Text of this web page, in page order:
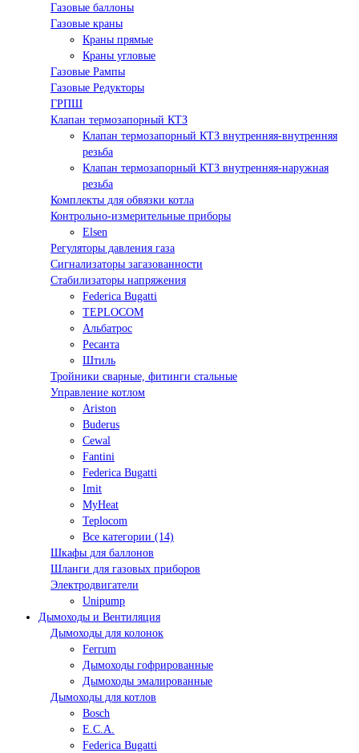
Газовые баллоны
Газовые краны
Краны прямые
Краны угловые
Газовые Рампы
Газовые Редукторы
ГРПШ
Клапан термозапорный КТЗ
Клапан термозапорный КТЗ внутренняя-внутренняя
резьба
Клапан термозапорный КТЗ внутренняя-наружная
резьба
Комплекты для обвязки котла
Контрольно-измерительные приборы
Elsen
Регуляторы давления газа
Сигнализаторы загазованности
Стабилизаторы напряжения
Federica Bugatti
TEPLOCOM
Альбатрос
Ресанта
Штиль
Тройники сварные, фитинги стальные
Управление котлом
Ariston
Buderus
Cewal
Fantini
Federica Bugatti
Imit
MyHeat
Teplocom
Все категории (14)
Шкафы для баллонов
Шланги для газовых приборов
Электродвигатели
Unipump
Дымоходы и Вентиляция
Дымоходы для колонок
Ferrum
Дымоходы гофрированные
Дымоходы эмалированные
Дымоходы для котлов
Bosch
E.C.A.
Federica Bugatti